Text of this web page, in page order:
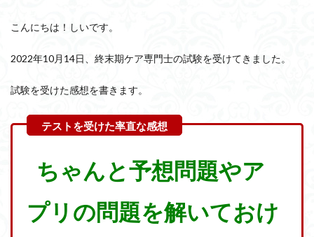
こんにちは！しいです。
2022年10月14日、終末期ケア専門士の試験を受けてきました。
試験を受けた感想を書きます。
ちゃんと予想問題やア
プリの問題を解いておけ